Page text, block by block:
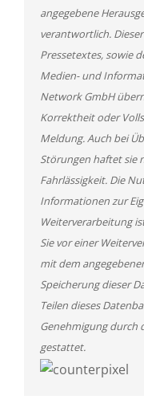
angegebene
verantwortlich.
Pressetextes, sowie
Medien- und
Network GmbH
Korrektheit oder
Meldung. Auch bei
Störungen haftet sie
Fahrlässigkeit. Die
Informationen zur
Weiterverarbeitung
Sie vor einer
mit dem
Speicherung dieser
Teilen dieses
Genehmigung durch
gestattet.